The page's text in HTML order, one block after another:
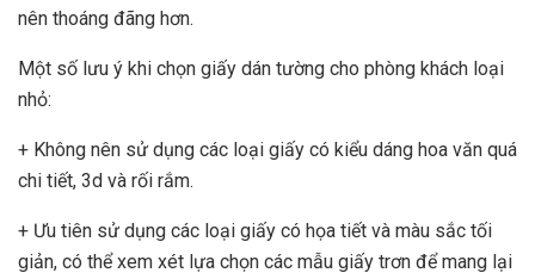
nên thoáng đãng hơn.
Một số lưu ý khi chọn giấy dán tường cho phòng khách loại
nhỏ:
+ Không nên sử dụng các loại giấy có kiểu dáng hoa văn quá
chi tiết, 3d và rối rắm.
+ Ưu tiên sử dụng các loại giấy có họa tiết và màu sắc tối
giản, có thể xem xét lựa chọn các mẫu giấy trơn để mang lại